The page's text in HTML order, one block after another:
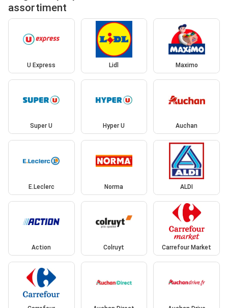
assortiment
U Express Lidl Maximo
Super U Hyper U Auchan
E.Leclerc Norma ALDI
Action Colruyt Carrefour Market